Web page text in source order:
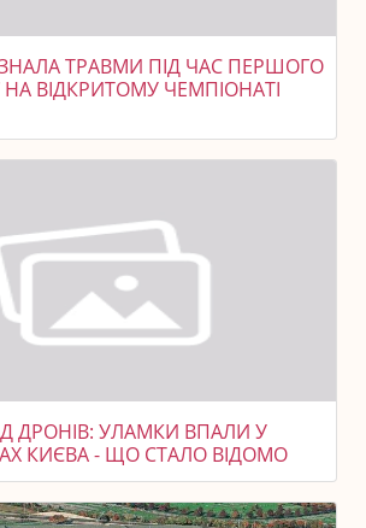
ТРАВМИ ПІД ЧАС ПЕРШОГО
ВІДКРИТОМУ ЧЕМПІОНАТІ
ДРОНІВ: УЛАМКИ ВПАЛИ У
КИЄВА - ЩО СТАЛО ВІДОМО